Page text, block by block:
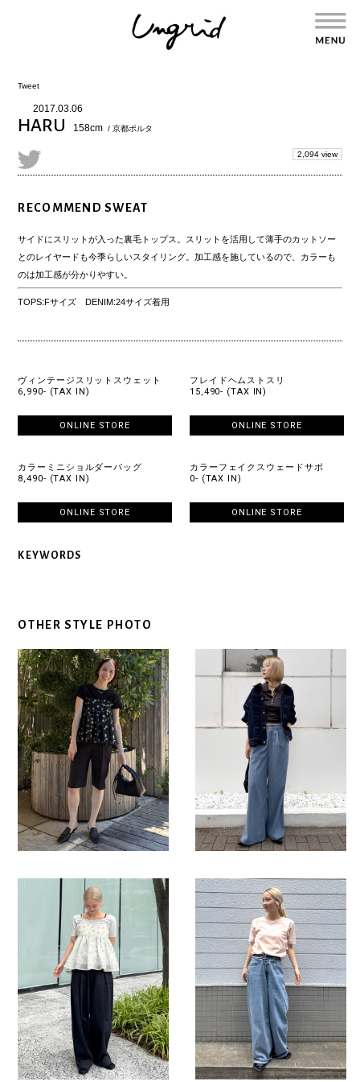
Tweet
2017.03.06
HARU 158cm / 京都ポルタ
2,094 view
RECOMMEND SWEAT
サイドにスリットが入った裏毛トップス。スリットを活用して薄手のカットソー
とのレイヤードも今季らしいスタイリング。加工感を施しているので、カラーも
のは加工感が分かりやすい。
TOPS:Fサイズ DENIM:24サイズ着用
ヴィンテージスリットスウェット
6,990- (TAX IN)
ONLINE STORE
フレイドヘムストスリ
15,490- (TAX IN)
ONLINE STORE
カラーミニショルダーバッグ
8,490- (TAX IN)
ONLINE STORE
カラーフェイクスウェードサボ
0- (TAX IN)
ONLINE STORE
KEYWORDS
OTHER STYLE PHOTO